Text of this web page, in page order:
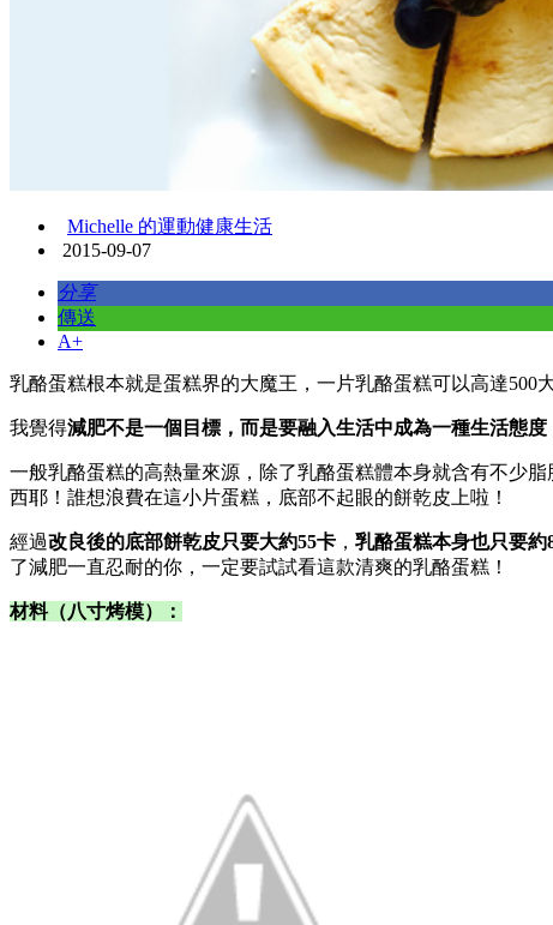
Michelle 的運動健康生活
2015-09-07
分享
傳送
A+
乳酪蛋糕根本就是蛋糕界的大魔王，一片乳酪蛋糕可以高達
我覺得減肥不是一個目標，而是要融入生活中成為一種生活態度
一般乳酪蛋糕的高熱量來源，除了乳酪蛋糕體本身就含有不少
西耶！誰想浪費在這小片蛋糕，底部不起眼的餅乾皮上啦！
經過改良後的底部餅乾皮只要大約55卡 ， 乳酪蛋糕本身也只要約
了減肥一直忍耐的你，一定要試試看這款清爽的乳酪蛋糕！
材料（八寸烤模） ：